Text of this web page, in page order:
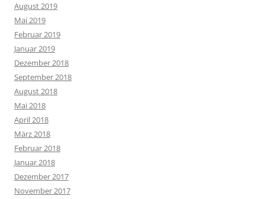
August 2019
Mai 2019
Februar 2019
Januar 2019
Dezember 2018
September 2018
August 2018
Mai 2018
April 2018
März 2018
Februar 2018
Januar 2018
Dezember 2017
November 2017